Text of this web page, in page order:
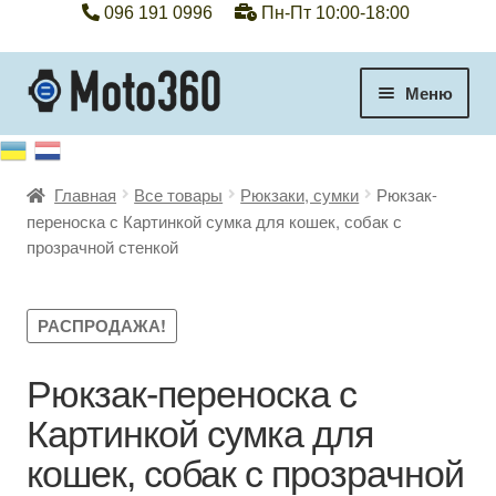
096 191 0996 Пн-Пт 10:00-18:00
Перейти
к
навигации
Перейти
к
содержимому
Меню
+38 096 191 0996
Категории
Гарантия
Оплата, доставка
Контакты
Отзывы
Главная Все товары Рюкзаки, сумки
Рюкзак-
переноска с Картинкой сумка для кошек, собак с
прозрачной стенкой
РАСПРОДАЖА!
Рюкзак-переноска с
Картинкой сумка для
кошек, собак с прозрачной